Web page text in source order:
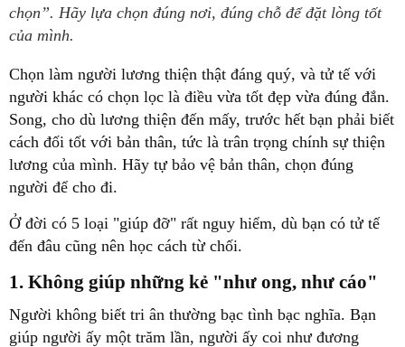
chọn”. Hãy lựa chọn đúng nơi, đúng chỗ để đặt lòng tốt
của mình.
người khác có chọn lọc là điều vừa tốt đẹp vừa đúng đắn.
Song, cho dù lương thiện đến mấy, trước hết bạn phải biết
cách đối tốt với bản thân, tức là trân trọng chính sự thiện
lương của mình. Hãy tự bảo vệ bản thân, chọn đúng
giúp người ấy một trăm lần, người ấy coi như đương